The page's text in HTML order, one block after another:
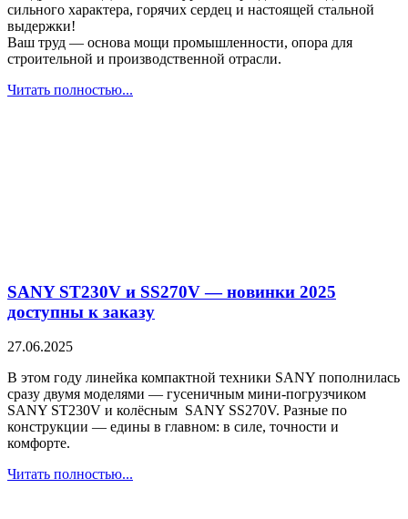
сильного характера, горячих сердец и настоящей стальной
выдержки!
Ваш труд — основа мощи промышленности, опора для
строительной и производственной отрасли.
Читать полностью...
SANY ST230V и SS270V — новинки 2025
доступны к заказу
27.06.2025
В этом году линейка компактной техники SANY пополнилась
сразу двумя моделями — гусеничным мини-погрузчиком
SANY ST230V и колёсным SANY SS270V. Разные по
конструкции — едины в главном: в силе, точности и
комфорте.
Читать полностью...